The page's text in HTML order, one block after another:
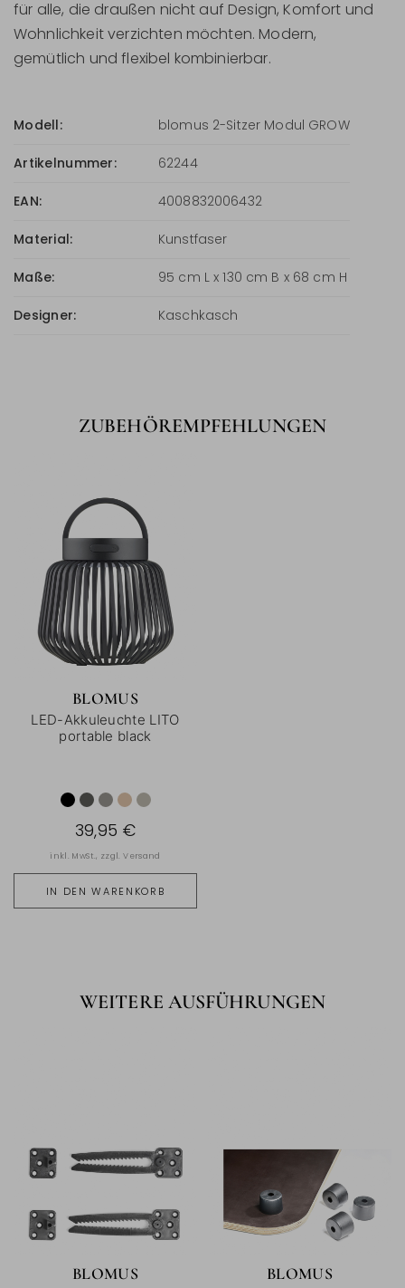
für alle, die draußen nicht auf Design, Komfort und
Wohnlichkeit verzichten möchten. Modern,
gemütlich und flexibel kombinierbar.
Modell: blomus 2-Sitzer Modul GROW
Artikelnummer: 62244
EAN: 4008832006432
Material: Kunstfaser
Maße: 95 cm L x 130 cm B x 68 cm H
Designer: Kaschkasch
ZUBEHÖREMPFEHLUNGEN
BLOMUS
LED-Akkuleuchte LITO
portable black
IN DEN WARENKORB
39,95 €
inkl. MwSt., zzgl.Versand
WEITERE AUSFÜHRUNGEN
BLOMUS BLOMUS